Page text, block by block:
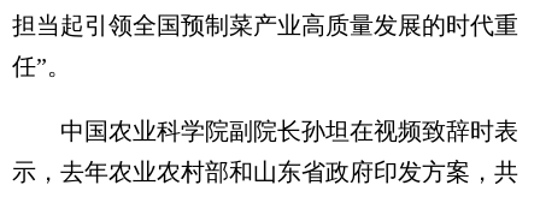
担当起引领全国预制菜产业高质量发展的时代重
任”。
中国农业科学院副院长孙坦在视频致辞时表
示，去年农业农村部和山东省政府印发方案，共